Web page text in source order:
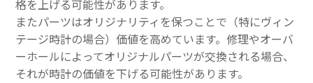
格を上げる可能性があります。
またパーツはオリジナリティを保つことで（特にヴィン
テージ時計の場合）価値を高めています。修理やオーバ
ーホールによってオリジナルパーツが交換される場合、
それが時計の価値を下げる可能性があります。